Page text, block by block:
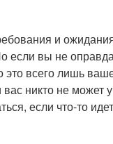
и
если вы не
это всего лишь
никто не может
если что-то